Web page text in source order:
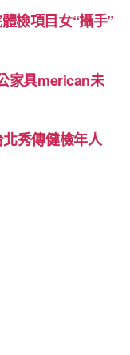
檢項目女“攝手”
家具merican未
秀傳健檢年人